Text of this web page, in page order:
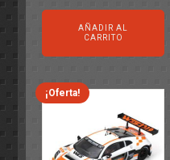
precio
original
era:
69,55€.
precio
actual
es:
59,95€.
AÑADIR AL
CARRITO
¡Oferta!